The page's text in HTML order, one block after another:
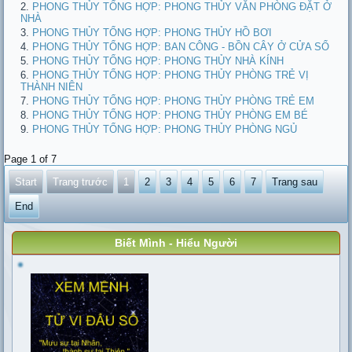
PHONG THỦY TỔNG HỢP: PHONG THỦY VĂN PHÒNG ĐẶT Ở
NHÀ
PHONG THỦY TỔNG HỢP: PHONG THỦY HỒ BƠI
PHONG THỦY TỔNG HỢP: BAN CÔNG - BỒN CÂY Ở CỬA SỔ
PHONG THỦY TỔNG HỢP: PHONG THỦY NHÀ KÍNH
PHONG THỦY TỔNG HỢP: PHONG THỦY PHÒNG TRẺ VỊ
THÀNH NIÊN
PHONG THỦY TỔNG HỢP: PHONG THỦY PHÒNG TRẺ EM
PHONG THỦY TỔNG HỢP: PHONG THỦY PHÒNG EM BÉ
PHONG THỦY TỔNG HỢP: PHONG THỦY PHÒNG NGỦ
Page 1 of 7
Start
Trang trước 1 2 3 4 5 6 7 Trang sau
End
Biết Mình - Hiểu Người